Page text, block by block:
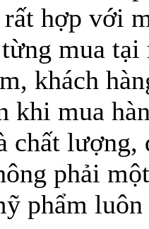
rất hợp với
mua tại
khách
khi mua
chất lượng,
phải
phẩm